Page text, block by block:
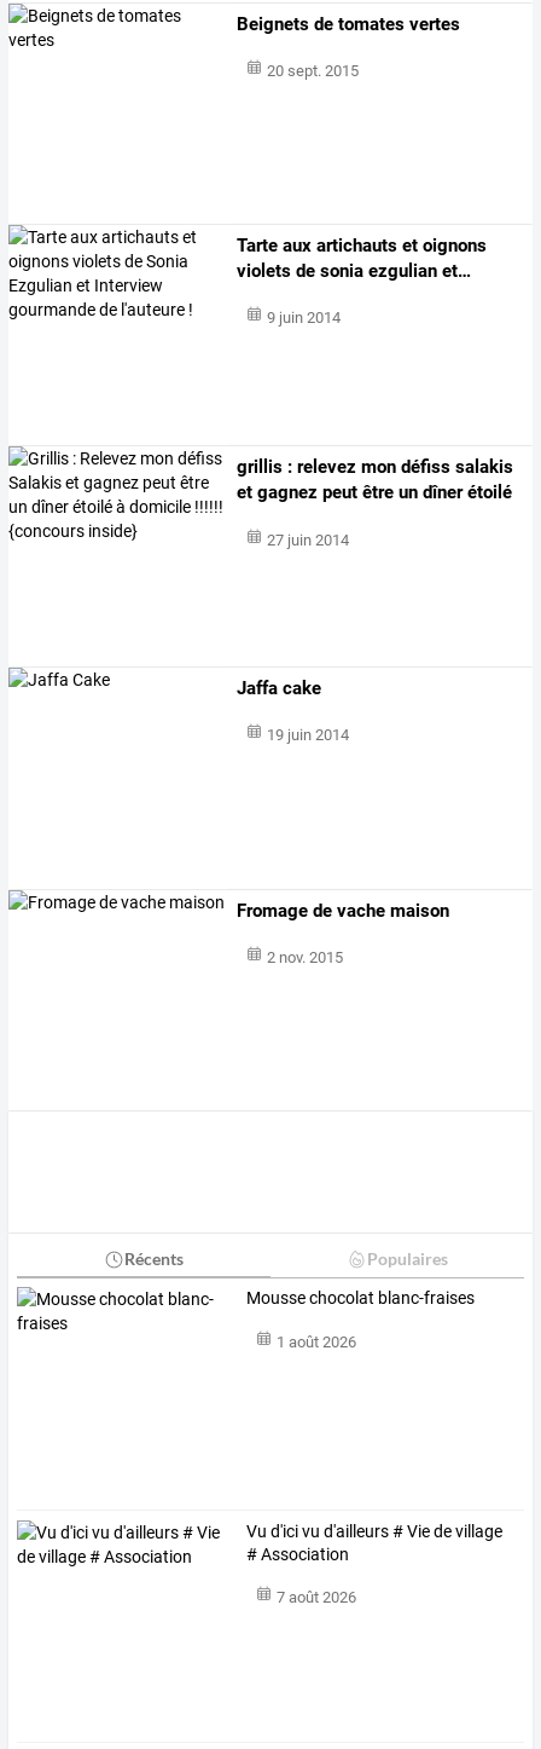
Beignets de tomates vertes
20 sept. 2015
Tarte aux artichauts et oignons
violets de sonia ezgulian et…
9 juin 2014
grillis : relevez mon défiss salakis
et gagnez peut être un dînerétoilé
27 juin 2014
Jaffa cake
19 juin 2014
Fromage de vache maison
2 nov. 2015
Récents Populaires
Mousse chocolat blanc-fraises
1 août 2026
Vu d'ici vu d'ailleurs # Vie de village
# Association
7 août 2026